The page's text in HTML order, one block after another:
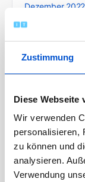
Zustimmung
Diese Webseite
Wir verwenden
personalisieren,
zu können und
analysieren.
Verwendung
Dezember 2022
November 2022
Oktober 2022
September 2022
Juli 2022
Juni 2022
Mai 2022
März 2022